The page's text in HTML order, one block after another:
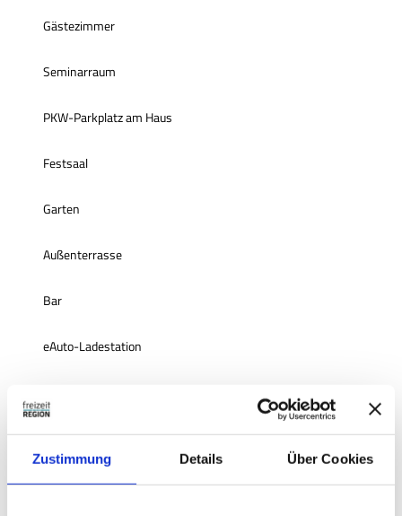
Zustimmung Details Über Cookies
Gästezimmer
Seminarraum
PKW-Parkplatz am Haus
Festsaal
Garten
Außenterrasse
Bar
eAuto-Ladestation
Zahlungsmöglichkeiten
Barzahlung vor Ort